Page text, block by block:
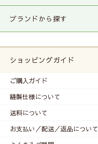
ブランドから探す
ショッピングガイド
ご購入ガイド
縫製仕様について
送料について
お支払い／配送／返品について